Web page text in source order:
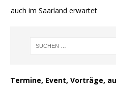
auch im Saarland erwartet
Termine, Event, Vorträge,